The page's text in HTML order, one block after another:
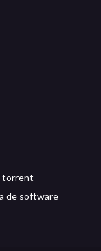
torrent
de software